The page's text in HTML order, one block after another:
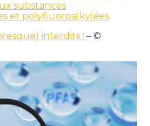
substances
et polyfluoroalkylées
interdits !– ©